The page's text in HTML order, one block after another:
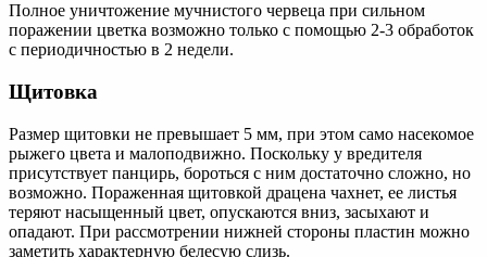
Полное уничтожение мучнистого червеца при сильном
поражении цветка возможно только с помощью 2-3 обработок
с периодичностью в 2 недели.
Щитовка
Размер щитовки не превышает 5 мм, при этом само насекомое
рыжего цвета и малоподвижно. Поскольку у вредителя
присутствует панцирь, бороться с ним достаточно сложно, но
возможно. Пораженная щитовкой драцена чахнет, ее листья
теряют насыщенный цвет, опускаются вниз, засыхают и
опадают. При рассмотрении нижней стороны пластин можно
заметить характерную белесую слизь.